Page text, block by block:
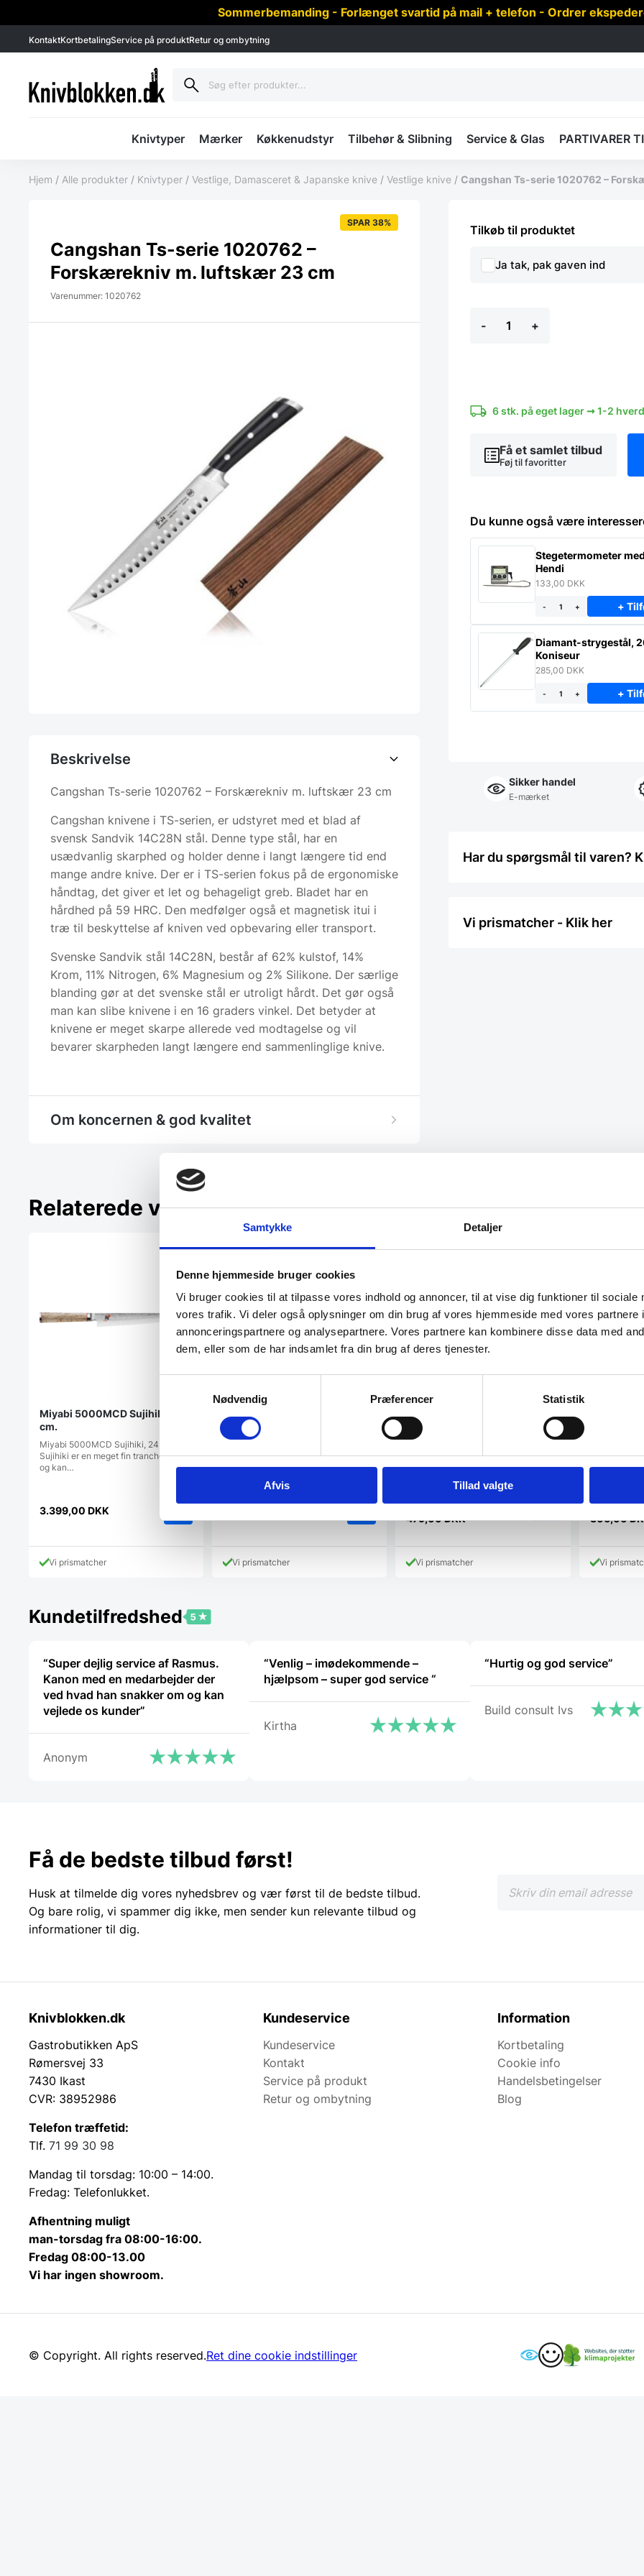
Samtykke Detaljer
Denne hjemmeside bruger cookies
Vi bruger cookies til at tilpasse vores indhold og annoncer, til at vise dig funktioner til sociale
vores trafik. Vi deler også oplysninger om din brug af vores hjemmeside med vores partnere
annonceringspartnere og analysepartnere. Vores partnere kan kombinere disse data med
dem, eller som de har indsamlet fra din brug af deres tjenester.
Nødvendig
Præferencer Statistik
Afvis Tillad valgte
Sommerbemanding - Forlænget svartid på mail + telefon - Ordrer
KontaktKortbetalingService på produktRetur og ombytning
Knivtyper Mærker Køkkenudstyr Tilbehør & Slibning Service & Glas PARTIVARER
Hjem / Alle produkter / Knivtyper / Vestlige, Damasceret & Japanske knive / Vestlige knive / Cangshan Ts-serie 1020762 –
SPAR 38%
Cangshan Ts-serie 1020762 –
Forskærekniv m. luftskær 23 cm
Varenummer: 1020762
Beskrivelse
Cangshan Ts-serie 1020762 – Forskærekniv m. luftskær 23 cm
Cangshan knivene i TS-serien, er udstyret med et blad af
svensk Sandvik 14C28N stål. Denne type stål, har en
usædvanlig skarphed og holder denne i langt længere tid end
mange andre knive. Der er i TS-serien fokus på de ergonomiske
håndtag, det giver et let og behageligt greb. Bladet har en
hårdhed på 59 HRC. Den medfølger også et magnetisk itui i
træ til beskyttelse af kniven ved opbevaring eller transport.
Svenske Sandvik stål 14C28N, består af 62% kulstof, 14%
Krom, 11% Nitrogen, 6% Magnesium og 2% Silikone. Der særlige
blanding gør at det svenske stål er utroligt hårdt. Det gør også
man kan slibe knivene i en 16 graders vinkel. Det betyder at
knivene er meget skarpe allerede ved modtagelse og vil
bevarer skarpheden langt længere end sammenlinglige knive.
Om koncernen & god kvalitet
Tilkøb til produktet
Ja tak, pak gaven ind
-
Ts-
luftskær
23
+
6 stk. på eget lager ➞ 1-2
Få et samlet tilbud
Føj til favoritter
Du kunne også være
Stegetermometer
Hendi
133,00 DKK
- + +
Diamant-strygestål,
Koniseur
285,00 DKK
- + +
Sikker handel
E-mærket
Har du spørgsmål til varen?
Vi prismatcher - Klik her
Relaterede varer
Miyabi 5000MCD Sujihiki, 24
cm.
Miyabi 5000MCD Sujihiki, 24 cm. -
Sujihiki er en meget fin trancherkniv
og kan…
3.399,00 DKK
Vi prismatcher
Tsuchimon
TsuchimonLængde: 18 cm.Skæfte:…
Vi prismatcher
SPAR 14%
cm. med træ skæfte
18 cm.Præcis skæring med
ergonomisk…
Den
oprindelige
var:
559,00 DKK.
479,00DKK
aktuelle
pris
er:Vi prismatcher
design, der
Denne…
306,00
aktuelle
pris
er:Vi
Kundetilfredshed
“Super dejlig service af Rasmus.
Kanon med en medarbejder der
ved hvad han snakker om og kan
vejlede os kunder”
Anonym
“Venlig – imødekommende –
hjælpsom – super god service “
Kirtha
“Hurtig og god service”
Build consult Ivs
Få de bedste tilbud først!
Husk at tilmelde dig vores nyhedsbrev og vær først til de bedste tilbud.
Og bare rolig, vi spammer dig ikke, men sender kun relevante tilbud og
informationer til dig.
Knivblokken.dk
Gastrobutikken ApS
Rømersvej 33
7430 Ikast
CVR: 38952986
Telefon træffetid:
Tlf. 71 99 30 98
Mandag til torsdag: 10:00 – 14:00.
Fredag: Telefonlukket.
Afhentning muligt
man-torsdag fra 08:00-16:00.
Fredag 08:00-13.00
Vi har ingen showroom.
Kundeservice
Kundeservice
Kontakt
Service på produkt
Retur og ombytning
Information
Kortbetaling
Cookie info
Handelsbetingelser
Blog
© Copyright. All rights reserved.Ret dine cookie indstillinger